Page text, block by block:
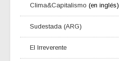
Clima&Capitalismo (en inglés)
Sudestada (ARG)
El Irreverente